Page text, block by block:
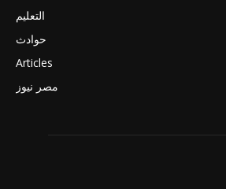
التعليم
حوادث
Articles
مصر نيوز